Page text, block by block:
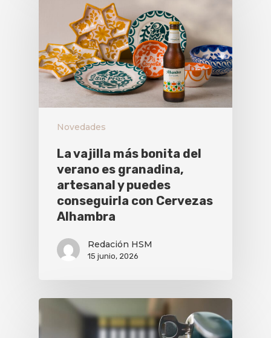
Novedades
La vajilla más bonita del
verano es granadina,
artesanal y puedes
conseguirla con Cervezas
Alhambra
Redación HSM
15 junio, 2026